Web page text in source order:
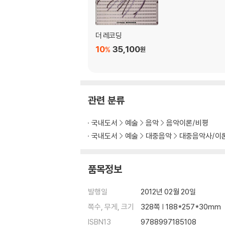
앰비언스 마이킹(Ambience Miking)
잔향
플러터(Flutter)와 슬랩백 에코(Slapback
실내 공진
퍼레스 흡음기(Porous Absorber)
헬몰츠 공진기(Helmholtz Resonator)
방음과 방진
바닥
창문
제4장 스튜디오 오디오 시스템
더 레코딩
35,100원
10%
관련 분류
국내도서 예술 음악
음악이론/비평
국내도서
예술 대중음악 대중음악사/이
품목정보
발행일
2012년 02월 20일
쪽수, 무게, 크기
328쪽 | 188*257*30mm
ISBN13
9788997185108